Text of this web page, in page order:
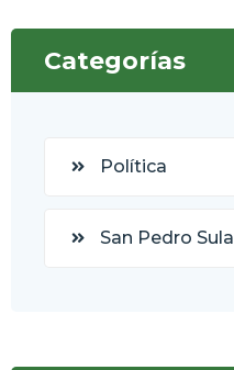
Categorías
Política
San Pedro Sula